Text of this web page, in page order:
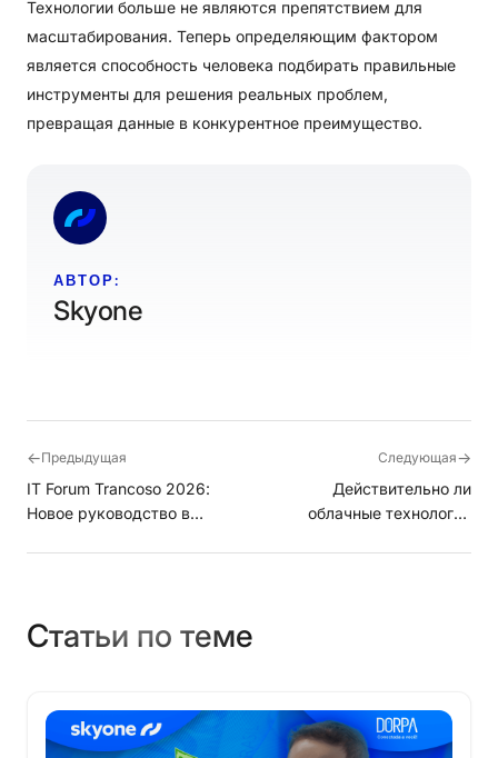
Технологии больше не являются препятствием для
масштабирования. Теперь определяющим фактором
является способность человека подбирать правильные
инструменты для решения реальных проблем,
превращая данные в конкурентное преимущество.
АВТОР:
Skyone
←Предыдущая
IT Forum Trancoso 2026:
Новое руководство в
Следующая→
Действительно ли
облачные технологии
Статьи по теме